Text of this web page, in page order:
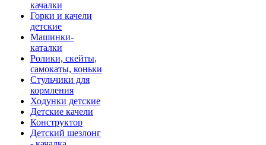
качалки
Горки и качели
детские
Машинки-
каталки
Ролики, скейты,
самокаты, коньки
Стульчики для
кормления
Ходунки детские
Детские качели
Конструктор
Детский шезлонг